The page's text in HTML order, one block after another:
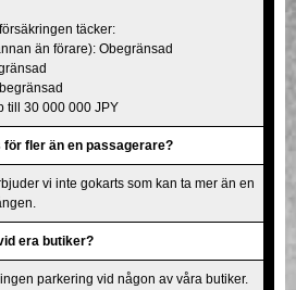
täcker:
än förare): Obegränsad
till 30 000 000 JPY
för fler än en passagerare?
vi inte gokarts som kan ta mer än en
era butiker?
parkering vid någon av våra butiker.